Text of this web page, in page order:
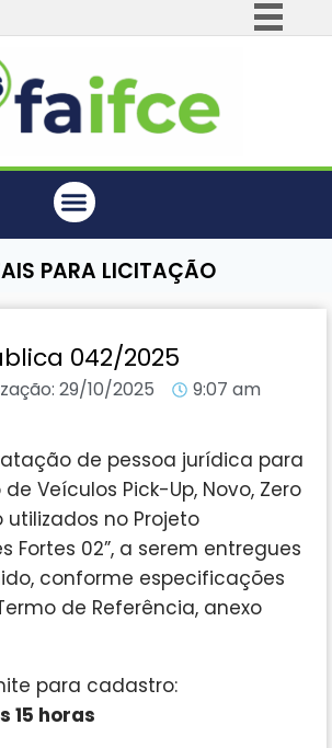
Participe
PARA LICITAÇÃO
042/2025
29/10/2025 9:07 am
de pessoa jurídica para
Veículos Pick-Up, Novo, Zero
utilizados no Projeto
Fortes 02”, a serem entregues
conforme especificações
de Referência, anexo
para cadastro:
15 horas